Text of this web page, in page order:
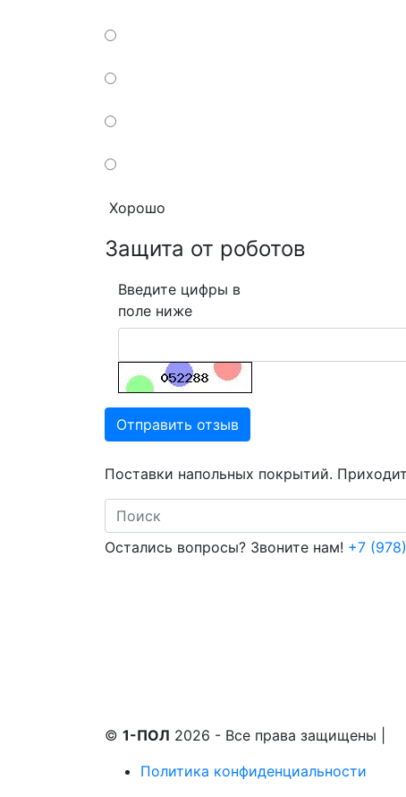
Хорошо
Защита от роботов
Введите цифры в
поле ниже
Отправить отзыв
Поставки напольных покрытий.
Search
Остались вопросы? Звоните нам! +7
© 1-ПОЛ 2026 - Все права защищены
Политика конфиденциальности